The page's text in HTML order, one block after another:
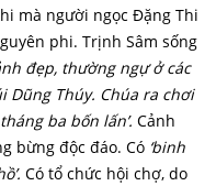
mà người ngọc Đặng Thi
phi. Trịnh Sâm sống
đẹp, thường ngự ở các
Dũng Thúy. Chúa ra chơi
ba bốn lấn’. Cảnh
bừng độc đáo. Có ‘binh
Có tổ chức hội chợ, do